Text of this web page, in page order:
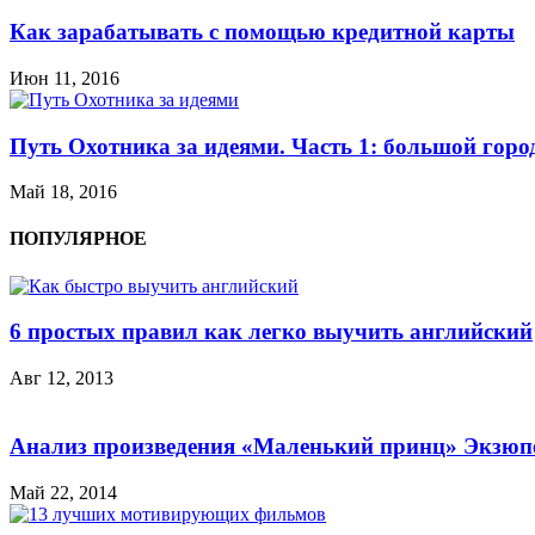
Как зарабатывать с помощью кредитной карты
Июн 11, 2016
Путь Охотника за идеями. Часть 1: большой
Май 18, 2016
ПОПУЛЯРНОЕ
6 простых правил как легко выучить английский
Авг 12, 2013
Анализ произведения «Маленький принц»
Май 22, 2014